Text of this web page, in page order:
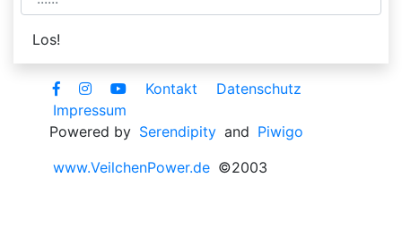
Kontakt
Datenschutz
Impressum
Powered by Serendipity and Piwigo
www.VeilchenPower.de ©2003